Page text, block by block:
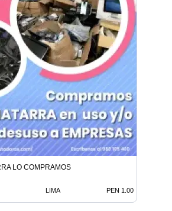
LO COMPRAMOS
LIMA PEN 1.00